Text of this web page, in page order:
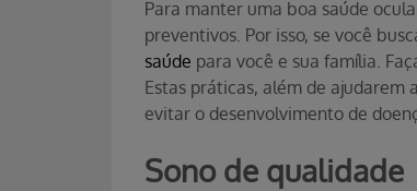
Para manter uma boa saúde
preventivos. Por isso, se você
saúde para você e sua família.
Estas práticas, além de
evitar o desenvolvimento de
Sono de qualidade